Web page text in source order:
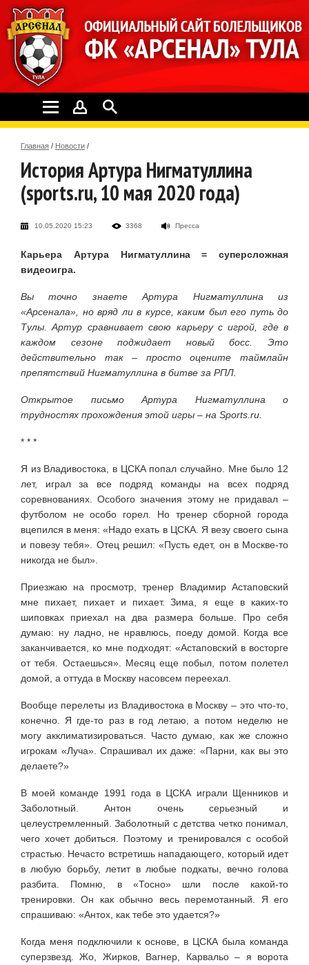
Главная / Новости /
История Артура Нигматуллина
(sports.ru, 10 мая 2020 года)
10.05.2020 15:23 3368 Пресса
Карьера Артура Нигматуллина = суперсложная
видеоигра.
Вы точно знаете Артура Нигматуллина из
«Арсенала», но вряд ли в курсе, каким был его путь до
Тулы. Артур сравнивает свою карьеру с игрой, где в
каждом сезоне поджидает новый босс. Это
действительно так – просто оцените таймлайн
препятствий Нигматуллина в битве за РПЛ.
Открытое письмо Артура Нигматуллина о
трудностях прохождения этой игры – на Sports.ru.
* * *
Я из Владивостока, в ЦСКА попал случайно. Мне было 12
лет, играл за все подряд команды на всех подряд
соревнованиях. Особого значения этому не придавал –
футболом не особо горел. Но тренер сборной города
вцепился в меня: «Надо ехать в ЦСКА. Я везу своего сына
и повезу тебя». Отец решил: «Пусть едет, он в Москве-то
никогда не был».
Приезжаю на просмотр, тренер Владимир Астаповский
мне пихает, пихает и пихает. Зима, я еще в каких-то
шиповках приехал на два размера больше. Про себя
думаю: ну ладно, не нравлюсь, поеду домой. Когда все
заканчивается, ко мне подходят: «Астаповский в восторге
от тебя. Остаешься». Месяц еще побыл, потом полетел
домой, а оттуда в Москву насовсем переехал.
Вообще перелеты из Владивостока в Москву – это что-то,
конечно. Я где-то раз в год летаю, а потом неделю не
могу акклиматизироваться. Часто думаю, как же сложно
игрокам «Луча». Спрашивал их даже: «Парни, как вы это
делаете?»
В моей команде 1991 года в ЦСКА играли Щенников и
Заболотный. Антон очень серьезный и
целеустремленный. Заболотный с детства четко понимал,
чего хочет добиться. Поэтому и тренировался с особой
страстью. Нечасто встретишь нападающего, который идет
в любую борьбу, летит в любые подкаты, вечно голова
разбита. Помню, в «Тосно» шли после какой-то
тренировки. Он как обычно весь перемотанный. Я его
спрашиваю: «Антох, как тебе это удается?»
Когда меня подключили к основе, в ЦСКА была команда
суперзвезд. Жо, Жирков, Вагнер, Карвальо – я ворота